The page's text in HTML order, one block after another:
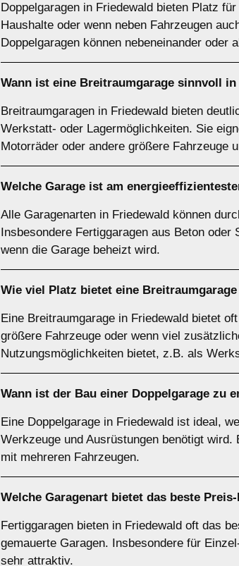
Doppelgaragen in Friedewald bieten Platz
Haushalte oder wenn neben Fahrzeugen
Doppelgaragen können nebeneinander oder
Wann ist eine Breitraumgarage sinnvoll in
Breitraumgaragen in Friedewald bieten
Werkstatt- oder Lagermöglichkeiten. Sie
Motorräder oder andere größere Fahrzeuge
Welche Garage ist am
Alle Garagenarten in Friedewald können
Insbesondere Fertiggaragen aus Beton
wenn die Garage beheizt wird.
Wie viel Platz bietet eine Breitraumgarage
Eine Breitraumgarage in Friedewald bietet
größere Fahrzeuge oder wenn viel
Nutzungsmöglichkeiten bietet, z.B. als
Wann ist der Bau einer Doppelgarage zu
Eine Doppelgarage in Friedewald ist ideal,
Werkzeuge und Ausrüstungen benötigt
mit mehreren Fahrzeugen.
Welche Garagenart bietet das beste
Fertiggaragen bieten in Friedewald oft das
gemauerte Garagen. Insbesondere für
sehr attraktiv.